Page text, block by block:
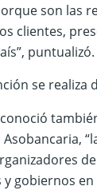
son las
clientes,
puntualizó.
se realiza
Asobancaria,
gobiernos en